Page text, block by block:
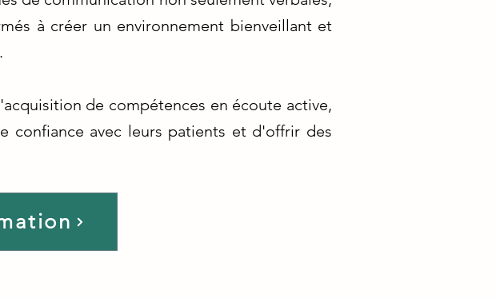
à créer un environnement bienveillant et
de compétences en écoute active,
confiance avec leurs patients et d'offrir des